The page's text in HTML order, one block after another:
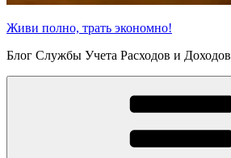
Живи полно, трать экономно!
Блог Службы Учета Расходов и Доходов